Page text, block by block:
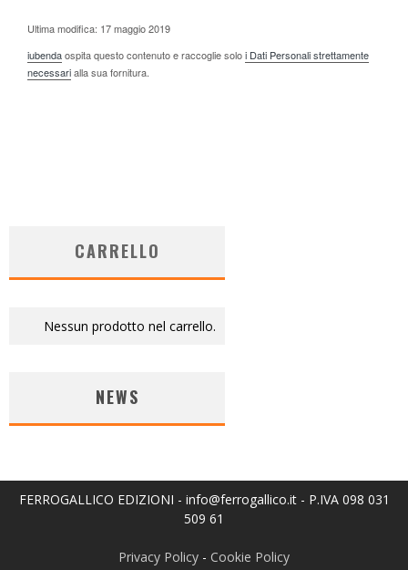
Ultima modifica: 17 maggio 2019
iubendaospita questo contenuto e raccoglie soloi Dati Personali strettamente
necessarialla sua fornitura.
CARRELLO
Nessun prodotto nel carrello.
NEWS
FERROGALLICO EDIZIONI - info@ferrogallico.it - P.IVA 098 031
509 61
Privacy Policy - Cookie Policy